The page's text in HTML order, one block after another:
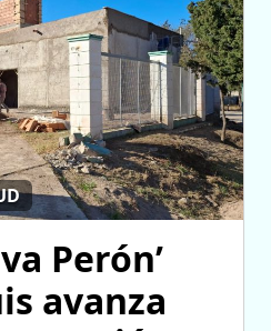
Perón’
avanza